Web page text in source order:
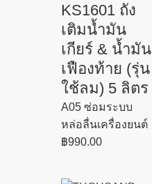
KS1601 ถัง
เติมน้ำมัน
เกียร์ & น้ำมัน
เฟืองท้าย (รุ่น
ใช้ลม) 5 ลิตร
A05 ซ่อมระบบ
หล่อลื่นเครื่องยนต์
฿990.00